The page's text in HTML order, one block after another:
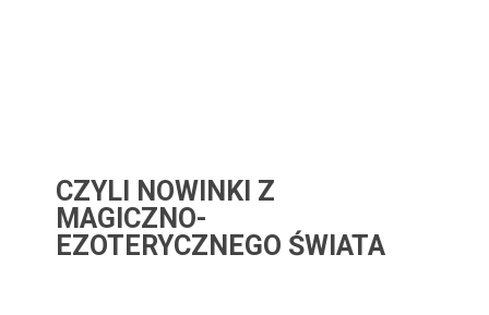
CZYLI NOWINKI Z
MAGICZNO-
EZOTERYCZNEGO ŚWIATA